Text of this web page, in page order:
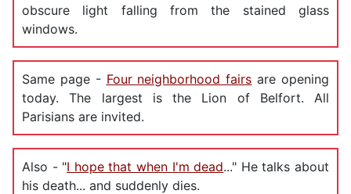
obscure light falling from the stained glass
windows.
Same page - Four neighborhood fairs are opening
today. The largest is the Lion of Belfort. All
Parisians are invited.
Also - "I hope that when I'm dead..." He talks about
his death... and suddenly dies.